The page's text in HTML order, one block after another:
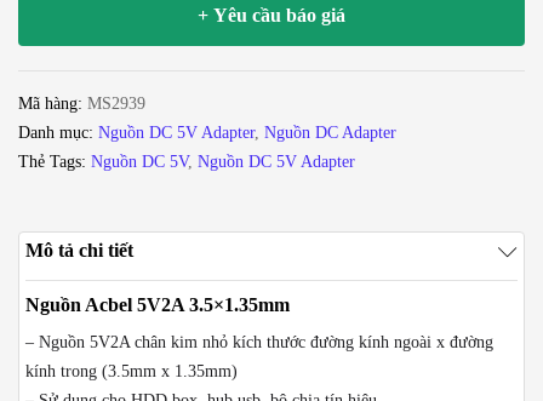
DC
3.5mm
x
số
lượng
+ Yêu cầu báo giá
Mã hàng: MS2939
Danh mục: Nguồn DC 5V Adapter, Nguồn DC Adapter
Thẻ Tags: Nguồn DC 5V, Nguồn DC 5V Adapter
Mô tả chi tiết
Nguồn Acbel 5V2A 3.5×1.35mm
– Nguồn 5V2A chân kim nhỏ kích thước đường kính ngoài x đường
kính trong (3.5mm x 1.35mm)